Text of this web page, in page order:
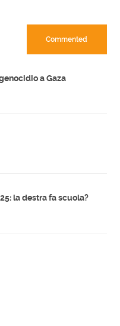
Commented
a Gaza
la destra fa scuola?